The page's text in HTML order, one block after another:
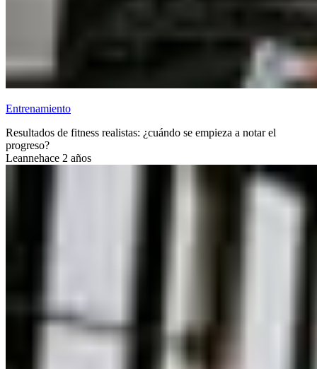
Entrenamiento
Resultados de fitness realistas: ¿cuándo se empieza a notar el
progreso?
Leannehace 2 años